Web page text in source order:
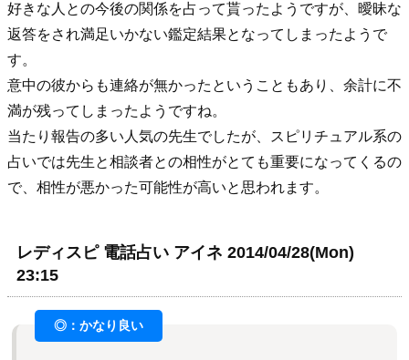
好きな人との今後の関係を占って貰ったようですが、曖昧な
返答をされ満足いかない鑑定結果となってしまったようで
す。
意中の彼からも連絡が無かったということもあり、余計に不
満が残ってしまったようですね。
当たり報告の多い人気の先生でしたが、スピリチュアル系の
占いでは先生と相談者との相性がとても重要になってくるの
で、相性が悪かった可能性が高いと思われます。
レディスピ 電話占い アイネ 2014/04/28(Mon)
23:15